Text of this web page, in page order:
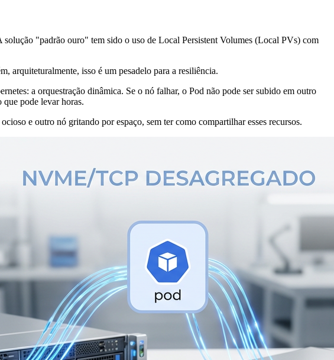
"padrão ouro" tem sido o uso de Local Persistent Volumes (Local PVs) com
arquiteturalmente, isso é um pesadelo para a resiliência.
a orquestração dinâmica. Se o nó falhar, o Pod não pode ser subido em outro
pode levar horas.
e outro nó gritando por espaço, sem ter como compartilhar esses recursos.